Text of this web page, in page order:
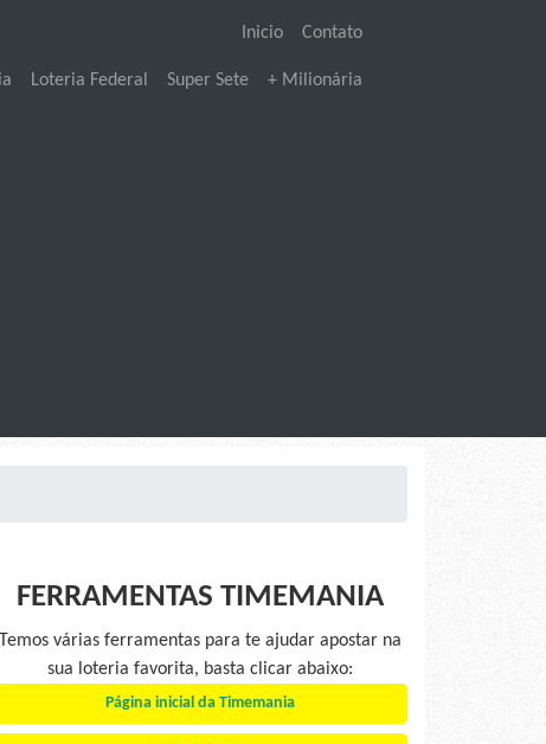
Inicio Contato
Loteria Federal Super Sete + Milionária
FERRAMENTAS TIMEMANIA
Temos várias ferramentas para te ajudar apostar na
sua loteria favorita, basta clicar abaixo:
Página inicial da Timemania